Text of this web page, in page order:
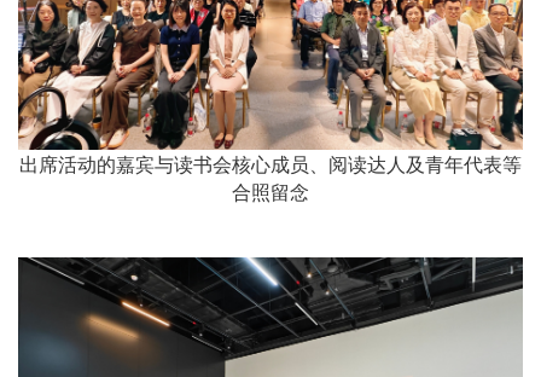
出席活动的嘉宾与读书会核心成员、阅读达人及青年代表等
合照留念